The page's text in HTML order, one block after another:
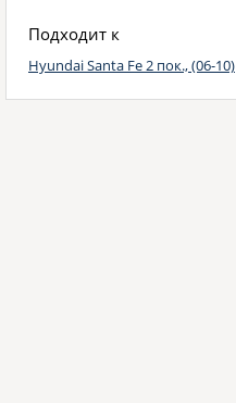
Подходит к
Hyundai Santa Fe 2 пок., (06-10)